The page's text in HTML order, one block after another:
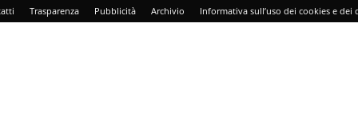
Trasparenza Pubblicità Archivio Informativa sull’uso dei cookies e dei